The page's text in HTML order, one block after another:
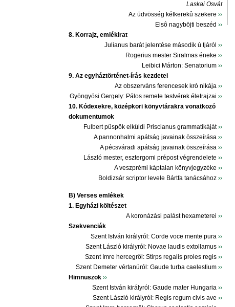
Laskai Osvát
Az üdvösség kétkerekû szekere››
Elsô nagyböjti beszéd››
8. Korrajz, emlékirat
Julianus barát jelentése második ú tjáról››
Rogerius mester Siralmas éneke››
Leibici Márton: Senatorium››
9. Az egyháztörténet-írás kezdetei
Az obszerváns ferencesek kró nikája››
Gyöngyösi Gergely: Pálos remete testvérek életrajzai››
10. Kódexekre, középkori könyvtárakra vonatkozó
dokumentumok
Fulbert püspök elküldi Priscianus grammatikáját››
A pannonhalmi apátság javainak összeírása››
A pécsváradi apátság javainak összeírása››
László mester, esztergomi prépost végrendelete››
A veszprémi káptalan könyvjegyzéke››
Boldizsár scriptor levele Bártfa tanácsához››
B) Verses emlékek
1. Egyházi költészet
A koronázási palást hexameterei››
Szekvenciák
Szent István királyról: Corde voce mente pura››
Szent László királyról: Novae laudis extollamus››
Szent Imre hercegrôl: Stirps regalis proles regis››
Szent Demeter vértanúról: Gaude turba caelestium››
Himnuszok››
Szent István királyról: Gaude mater Hungaria››
Szent László királyról: Regis regum civis ave››